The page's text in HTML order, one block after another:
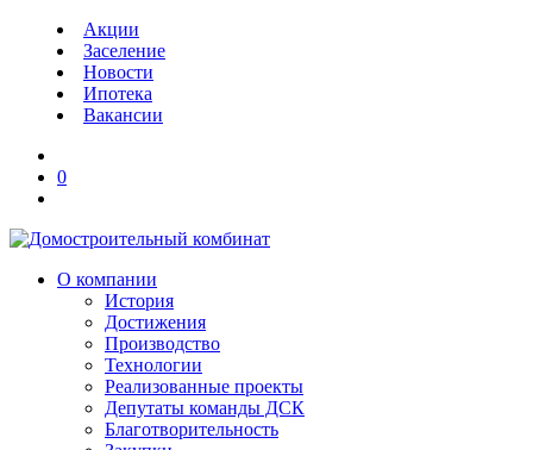
Акции
Заселение
Новости
Ипотека
Вакансии
0
О компании
История
Достижения
Производство
Технологии
Реализованные проекты
Депутаты команды ДСК
Благотворительность